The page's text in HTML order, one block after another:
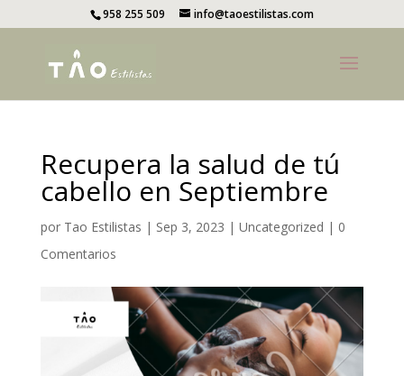
958 255 509 info@taoestilistas.com
Recupera la salud de tú
cabello en Septiembre
por Tao Estilistas | Sep 3, 2023 | Uncategorized | 0
Comentarios